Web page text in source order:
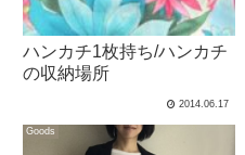
ハンカチ1枚持ち/ハンカチ
の収納場所
2014.06.17
Goods